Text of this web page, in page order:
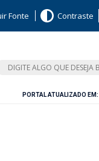
Fonte Contraste
PORTAL ATUALIZADO EM: